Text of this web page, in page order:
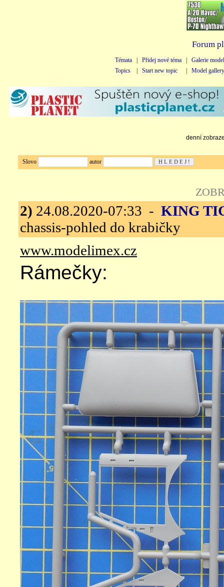
Forum
Témata Přidej nové téma
Galerie
Topics
Start new topic Model gallery
denní
Slovo autor
2) 24.08.2020-07:33 - KING
chassis-pohled do krabičky
www.modelimex.cz
Rámečky: